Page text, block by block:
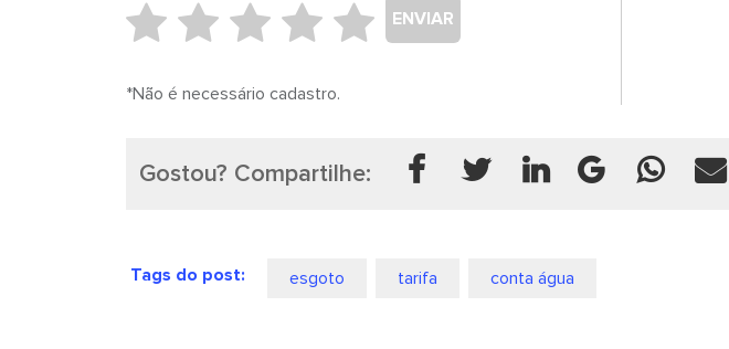
ENVIAR
*Não é necessário cadastro.
Gostou? Compartilhe:
Tags do post: esgoto tarifa conta água